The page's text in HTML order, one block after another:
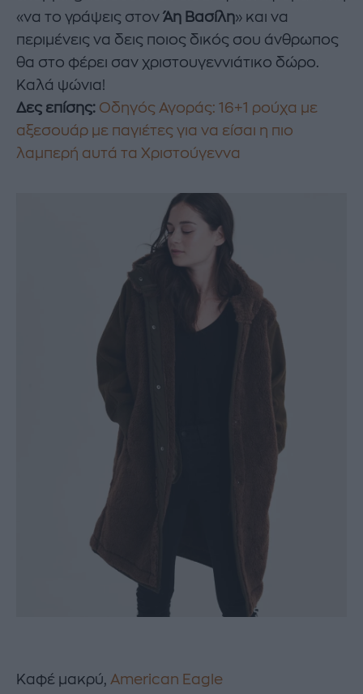
«να το γράψεις στον Άη Βασίλη» και να
περιμένεις να δεις ποιος δικός σου άνθρωπος
θα στο φέρει σαν χριστουγεννιάτικο δώρο.
Καλά ψώνια!
Δες επίσης: Οδηγός Αγοράς: 16+1 ρούχα με
αξεσουάρ με παγιέτες για να είσαι η πιο
λαμπερή αυτά τα Χριστούγεννα
Kαφέ μακρύ, American Eagle